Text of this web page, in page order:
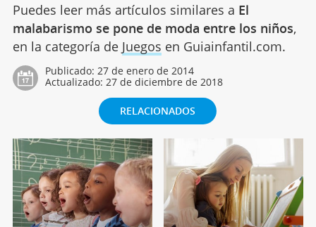
Puedes leer más artículos similares a El
malabarismo se pone de moda entre los niños,
en la categoría de Juegos en Guiainfantil.com.
Publicado: 27 de enero de 2014
Actualizado: 27 de diciembre de 2018
RELACIONADOS